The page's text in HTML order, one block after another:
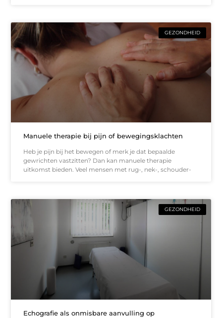
GEZONDHEID
Manuele therapie bij pijn of bewegingsklachten
Heb je pijn bij het bewegen of merk je dat bepaalde
gewrichten vastzitten? Dan kan manuele therapie
uitkomst bieden. Veel mensen met rug-, nek-, schouder-
GEZONDHEID
Echografie als onmisbare aanvulling op